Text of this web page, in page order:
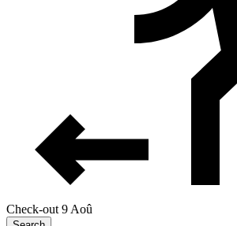
Check-out 9 Aoû